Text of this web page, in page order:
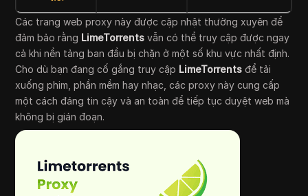
Các trang web proxy này được cập nhật thường xuyên để
đảm bảo rằng LimeTorrents vẫn có thể truy cập được ngay
cả khi nền tảng ban đầu bị chặn ở một số khu vực nhất định.
Cho dù bạn đang cố gắng truy cập LimeTorrents để tải
xuống phim, phần mềm hay nhạc, các proxy này cung cấp
một cách đáng tin cậy và an toàn để tiếp tục duyệt web mà
không bị gián đoạn.